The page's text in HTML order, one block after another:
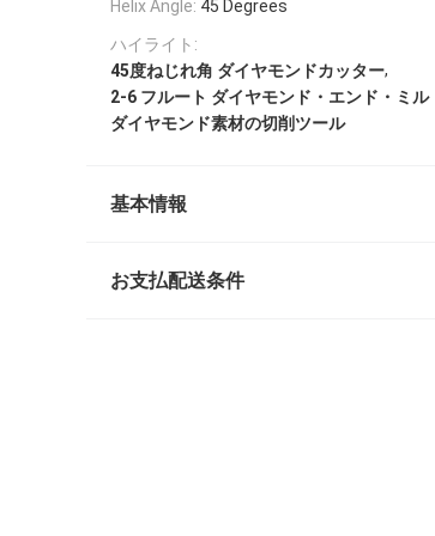
Helix Angle: 45 Degrees
ハイライト:
45度ねじれ角 ダイヤモンドカッター,
2-6 フルート ダイヤモンド・エンド・ミル
ダイヤモンド素材の切削ツール
基本情報
お支払配送条件